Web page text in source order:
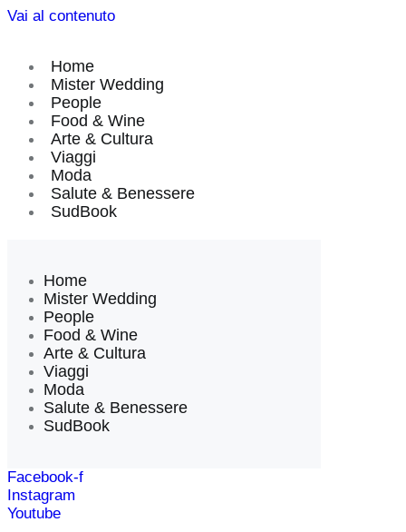
Vai al contenuto
Home
Mister Wedding
People
Food & Wine
Arte & Cultura
Viaggi
Moda
Salute & Benessere
SudBook
Home
Mister Wedding
People
Food & Wine
Arte & Cultura
Viaggi
Moda
Salute & Benessere
SudBook
Facebook-f
Instagram
Youtube